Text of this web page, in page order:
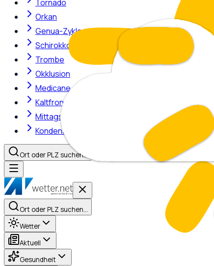
Tornado
Orkan
Genua-Zyklone
Schirokko
Trombe
Okklusion
Medicane
Kaltfront
Mittagshitze
Kondensstreifen
Ort oder PLZ suchen…
Ort oder PLZ suchen…
Wetter
Aktuell
Gesundheit